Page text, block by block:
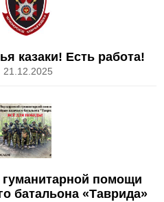
казаки! Есть работа!
21.12.2025
помощи
батальона «Таврида»